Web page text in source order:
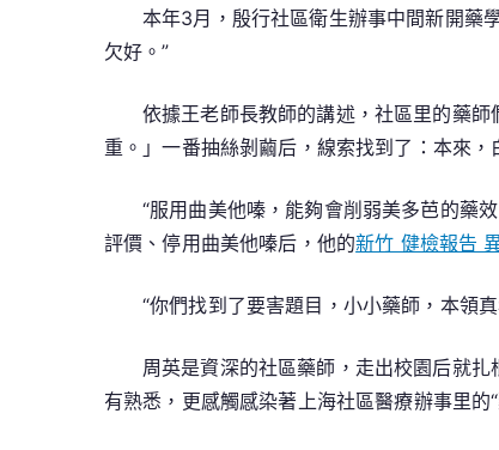
本年3月，殷行社區衛生辦事中間新開藥
欠好。”
依據王老師長教師的講述，社區里的藥
重。」一番抽絲剝繭后，線索找到了：本來
“服用曲美他嗪，能夠會削弱美多芭的藥
評價、停用曲美他嗪后，他的新竹 健檢報告
“你們找到了要害題目，小小藥師，本領
周英是資深的社區藥師，走出校園后就
有熟悉，更感觸感染著上海社區醫療辦事里的